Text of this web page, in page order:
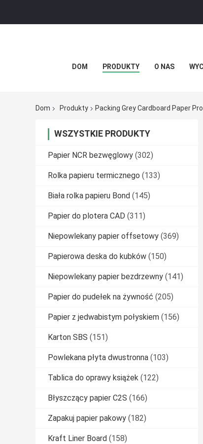
DOM PRODUKTY O NAS
Dom Produkty Packing Grey Cardboard Paper
WSZYSTKIE PRODUKTY
Papier NCR bezwęglowy (302)
Rolka papieru termicznego (133)
Biała rolka papieru Bond (145)
Papier do plotera CAD (311)
Niepowlekany papier offsetowy (369)
Papierowa deska do kubków (150)
Niepowlekany papier bezdrzewny (141)
Papier do pudełek na żywność (205)
Papier z jedwabistym połyskiem (156)
Karton SBS (151)
Powlekana płyta dwustronna (103)
Tablica do oprawy książek (122)
Błyszczący papier C2S (166)
Zapakuj papier pakowy (182)
Kraft Liner Board (158)